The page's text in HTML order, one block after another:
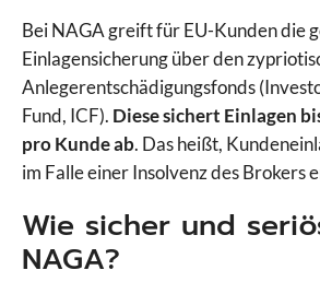
Bei NAGA greift für EU-Kunden die
Einlagensicherung über den
Anlegerentschädigungsfonds
Fund, ICF). Diese sichert Einlagen
pro Kunde ab. Das heißt,
im Falle einer Insolvenz des Brokers
Wie sicher und
NAGA?